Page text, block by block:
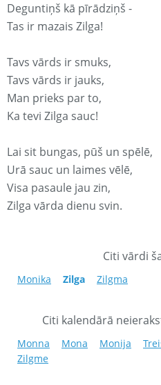
Deguntiņš kā pīrādziņš -
Tas ir mazais Zilga!
Tavs vārds ir smuks,
Tavs vārds ir jauks,
Man prieks par to,
Ka tevi Zilga sauc!
Lai sit bungas, pūš un spēlē,
Urā sauc un laimes vēlē,
Visa pasaule jau zin,
Zilga vārda dienu svin.
Citi vārdi
Monika Zilga Zilgma
Citi kalendārā
Monna Mona Monija
Zilgme